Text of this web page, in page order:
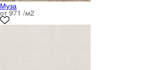
Муза
от 971 /м2